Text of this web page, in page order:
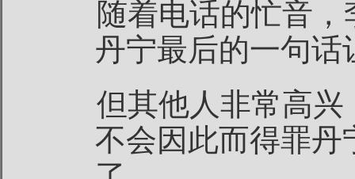
随着电话的忙音
丹宁最后的一句话
但其他人非常高
不会因此而得罪丹